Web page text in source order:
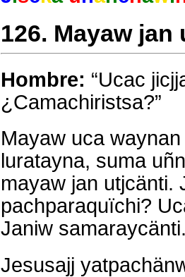
126. Mayaw
Hombre: “Ucac
¿Camachiristsa?”
Mayaw uca
luratayna, suma
mayaw jan utjcänti.
pachparaquïchi?
Janiw
Jesusajj